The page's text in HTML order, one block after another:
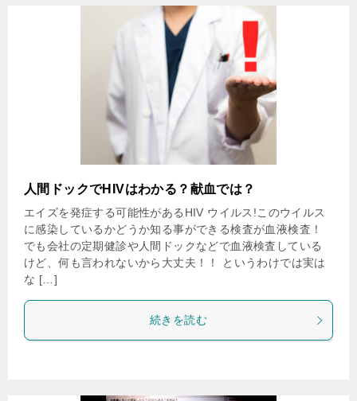
人間ドックでHIVはわかる？献血では？
エイズを発症する可能性があるHIV ウイルス!このウイルス
に感染しているかどうか知る事ができる検査が血液検査！
でも会社の定期健診や人間ドックなどで血液検査している
けど、何も言われないから大丈夫！！ というわけでは実は
な […]
続きを読む